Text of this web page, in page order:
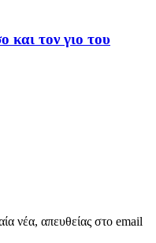
και τον γιο του
νέα, απευθείας στο email